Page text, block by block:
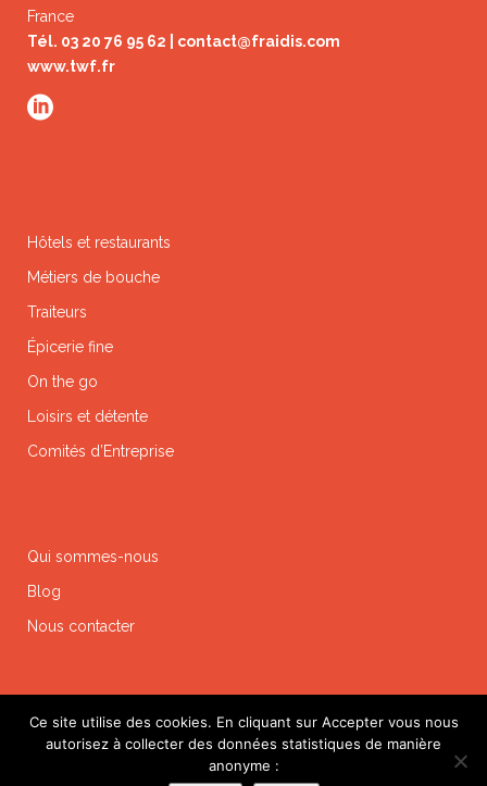
France
Tél. 03 20 76 95 62 | contact@fraidis.com
www.twf.fr
Hôtels et restaurants
Métiers de bouche
Traiteurs
Épicerie fine
On the go
Loisirs et détente
Comités d’Entreprise
Qui sommes-nous
Blog
Nous contacter
Ce site utilise des cookies. En cliquant sur Accepter vous nous
autorisez à collecter des données statistiques de manière
anonyme :